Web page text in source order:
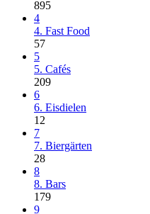
895
4
4. Fast Food
57
5
5. Cafés
209
6
6. Eisdielen
12
7
7. Biergärten
28
8
8. Bars
179
9